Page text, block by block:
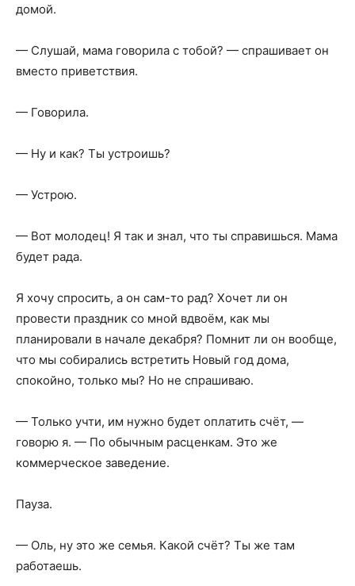
домой.
— Слушай, мама говорила с тобой? — спрашивает он
вместо приветствия.
— Говорила.
— Ну и как? Ты устроишь?
— Устрою.
— Вот молодец! Я так и знал, что ты справишься. Мама
будет рада.
Я хочу спросить, а он сам-то рад? Хочет ли он
провести праздник со мной вдвоём, как мы
планировали в начале декабря? Помнит ли он вообще,
что мы собирались встретить Новый год дома,
спокойно, только мы? Но не спрашиваю.
— Только учти, им нужно будет оплатить счёт, —
говорю я. — По обычным расценкам. Это же
коммерческое заведение.
Пауза.
— Оль, ну это же семья. Какой счёт? Ты же там
работаешь.